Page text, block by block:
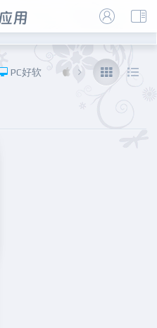
PC好软 iOS 福利